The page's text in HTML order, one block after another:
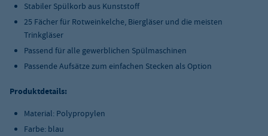
Stabiler Spülkorb aus Kunststoff
25 Fächer für Rotweinkelche, Biergläser und die meisten
Trinkgläser
Passend für alle gewerblichen Spülmaschinen
Passende Aufsätze zum einfachen Stecken als Option
Produktdetails:
Material: Polypropylen
Farbe: blau